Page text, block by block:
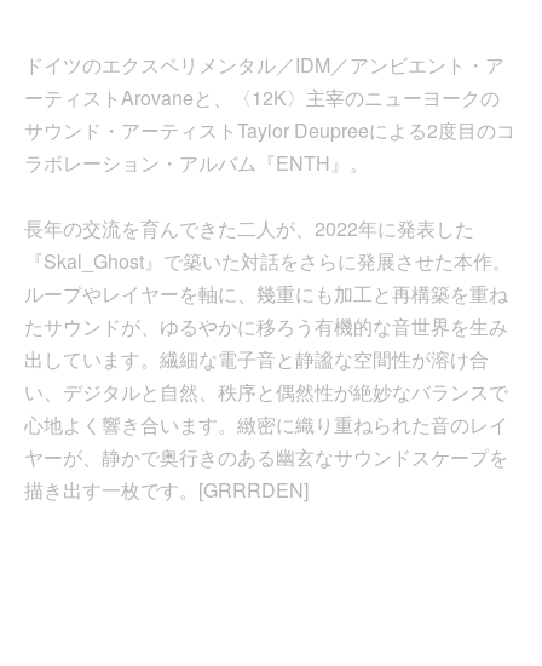
ドイツのエクスペリメンタル／IDM／アンビエント・ア
ーティストArovaneと、〈12K〉主宰のニューヨークの
サウンド・アーティストTaylor Deupreeによる2度目のコ
ラボレーション・アルバム『ENTH』。
長年の交流を育んできた二人が、2022年に発表した
『Skal_Ghost』で築いた対話をさらに発展させた本作。
ループやレイヤーを軸に、幾重にも加工と再構築を重ね
たサウンドが、ゆるやかに移ろう有機的な音世界を生み
出しています。繊細な電子音と静謐な空間性が溶け合
い、デジタルと自然、秩序と偶然性が絶妙なバランスで
心地よく響き合います。緻密に織り重ねられた音のレイ
ヤーが、静かで奥行きのある幽玄なサウンドスケープを
描き出す一枚です。[GRRRDEN]